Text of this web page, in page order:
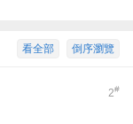
倒序瀏覽
看全部
2#